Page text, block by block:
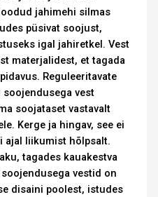
jahimehi silmas
püsivat soojust,
igal jahiretkel. Vest
materjalidest, et tagada
Reguleeritavate
soojendusega vest
soojataset vastavalt
Kerge ja hingav, see ei
ajal liikumist hõlpsalt.
tagades kauakestva
vestid on
disaini poolest, istudes